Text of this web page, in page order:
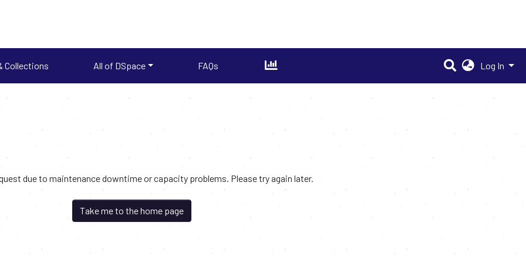
Collections All of DSpace FAQs Log In
due to maintenance downtime or capacity problems. Please try again later.
Take me to the home page